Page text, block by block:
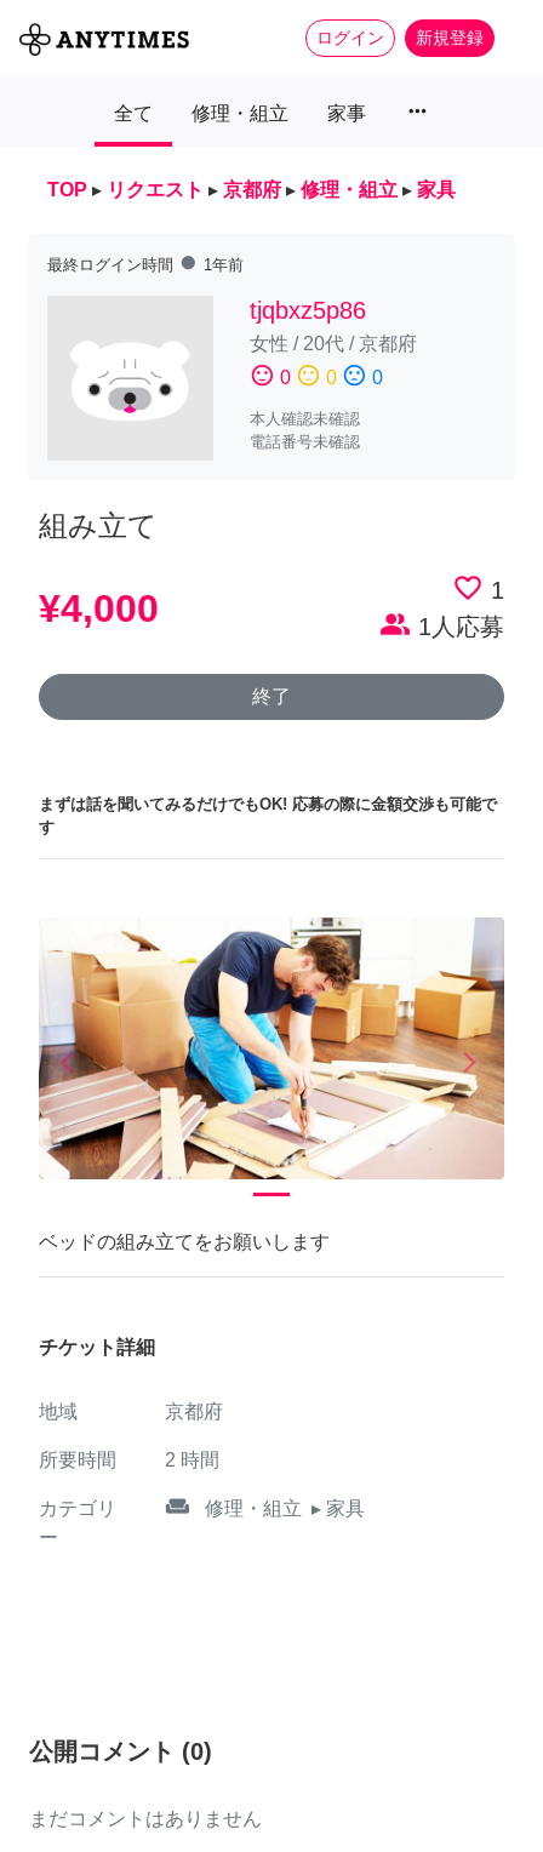
ログイン 新規登録
全て 修理・組立 家事 more_horiz
TOP ▸ リクエスト ▸ 京都府 ▸ 修理・組立 ▸ 家具
最終ログイン時間 fiber_manual_record 1年前
tjqbxz5p86
女性 / 20代/京都府
sentiment_satisfied 0 sentiment_neutral 0 sentiment_dissatisfied 0
本人確認未確認
電話番号未確認
組み立て
¥4,000 favorite_border 1
people_alt 1人応募
終了
まずは話を聞いてみるだけでもOK! 応募の際に金額交渉も可能で
す
arrow_back_iosPrevious arrow_forward_iosNext
ベッドの組み立てをお願いします
チケット詳細
地域 京都府
所要時間 2 時間
カテゴリ
ー
weekend 修理・組立 ▸ 家具
公開コメント (0)
まだコメントはありません